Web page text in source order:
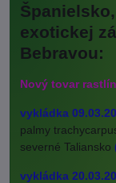
exotickej
Bebravou:
Nový tovar
vykládka
palmy
severné Taliansko
vykládka